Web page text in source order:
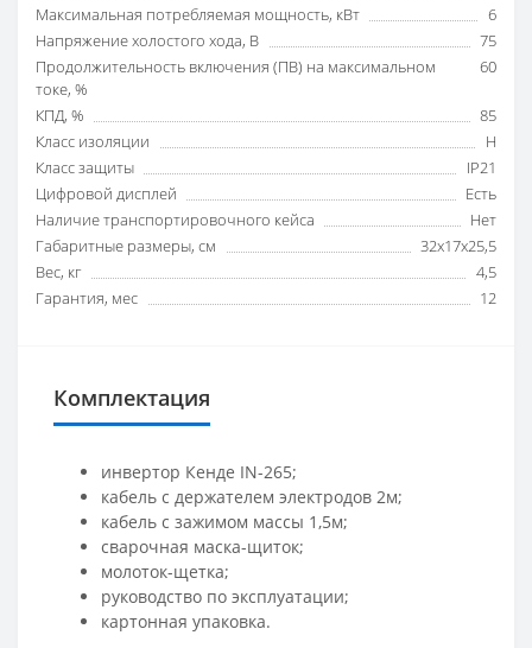
Максимальная потребляемая мощность, кВт
6
Напряжение холостого хода, В
75
Продолжительность включения (ПВ) на максимальном
токе, %
60
КПД, %
85
Класс изоляции
H
Класс защиты
IP21
Цифровой дисплей
Есть
Наличие транспортировочного кейса
Нет
Габаритные размеры, см
32х17х25,5
Вес, кг
4,5
Гарантия, мес
12
Комплектация
инвертор Кенде IN-265;
кабель с держателем электродов 2м;
кабель с зажимом массы 1,5м;
сварочная маска-щиток;
молоток-щетка;
руководство по эксплуатации;
картонная упаковка.